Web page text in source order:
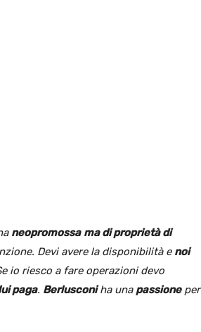
neopromossa ma di proprietà di
Devi avere la disponibilità e noi
io riesco a fare operazioni devo
paga. Berlusconiha una passioneper